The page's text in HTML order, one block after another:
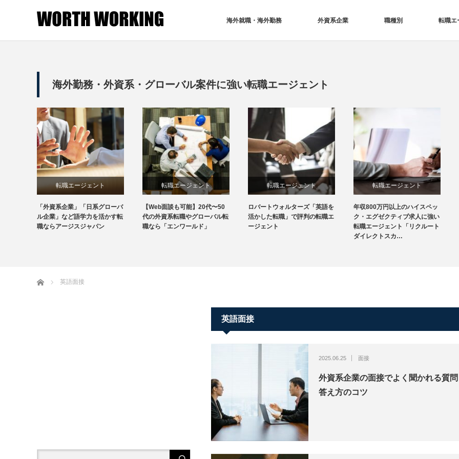
海外就職・海外勤務 外資系企業 職種別 転職エ
海外勤務・外資系・グローバル案件に強い転職エージェント
転職エージェント
「外資系企業」「日系グローバ
ル企業」など語学力を活かす転
職ならアージスジャパン
転職エージェント
【Web面談も可能】20代〜50
代の外資系転職やグローバル転
職なら「エンワールド」
転職エージェント
ロバートウォルターズ「英語を
活かした転職」で評判の転職エ
ージェント
転職エージェント
年収800万円以上のハイスペッ
ク・エグゼクティブ求人に強い
転職エージェント「リクルート
ダイレクトスカ…
ホーム 英語面接
英語面接
2025.06.25 面接
外資系企業の面接でよく聞かれる質
答え方のコツ